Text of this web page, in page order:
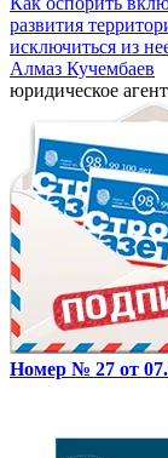
развития
исключиться из
Алмаз Кучембаев
юридическое
Номер № 27 от